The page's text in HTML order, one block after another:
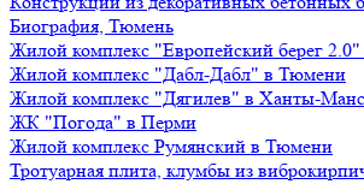
Биография, Тюмень
Жилой комплекс "Европейский берег
Жилой комплекс "Дабл-Дабл" в Тюмени
Жилой комплекс "Дягилев" в Ханты-
ЖК "Погода" в Перми
Жилой комплекс Румянский в Тюмени
Тротуарная плита, клумбы из